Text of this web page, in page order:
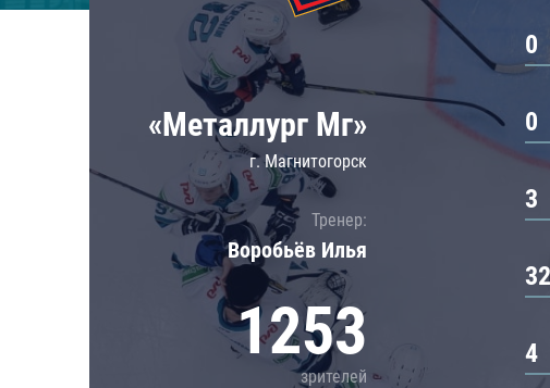
Локомотив
ЦСКА
Шанхайские Драконы
«Металлург Мг»
г. Магнитогорск
Тренер:
Воробьёв Илья
1253
зрителей
0
0
3
4